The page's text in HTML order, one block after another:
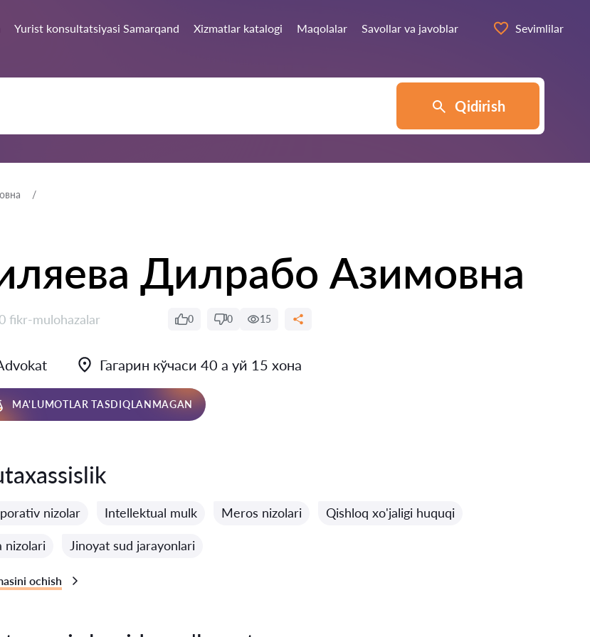
Yurist konsultatsiyasi Samarqand Xizmatlar katalogi Maqolalar Savollar va javoblar Sevimlilar
Qidirish
Дилрабо Азимовна
fikr-mulohazalar 0 0 15
Гагарин кўчаси 40 а уй 15 хона
MA'LUMOTLAR TASDIQLANMAGAN
nizolar Intellektual mulk Meros nizolari Qishloq xo'jaligi huquqi
nizolari Jinoyat sud jarayonlari
ochish